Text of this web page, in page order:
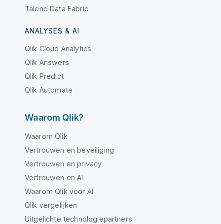
Talend Data Fabric
ANALYSES & AI
Qlik Cloud Analytics
Qlik Answers
Qlik Predict
Qlik Automate
Waarom Qlik?
Waarom Qlik
Vertrouwen en beveiliging
Vertrouwen en privacy
Vertrouwen en AI
Waarom Qlik voor AI
Qlik vergelijken
Uitgelichte technologiepartners